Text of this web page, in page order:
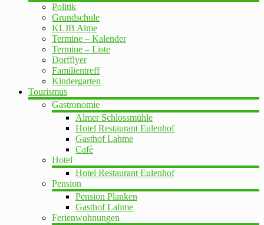
Politik
Grundschule
KLJB Alme
Termine – Kalender
Termine – Liste
Dorfflyer
Familientreff
Kindergarten
Tourismus
Gastronomie
Almer Schlossmühle
Hotel Restaurant Eulenhof
Gasthof Lahme
Cafè
Hotel
Hotel Restaurant Eulenhof
Pension
Pension Planken
Gasthof Lahme
Ferienwohnungen